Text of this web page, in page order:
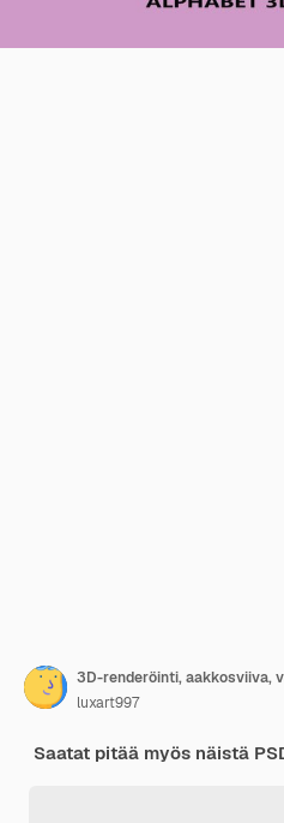
luxart997
Saatat pitää myös näistä